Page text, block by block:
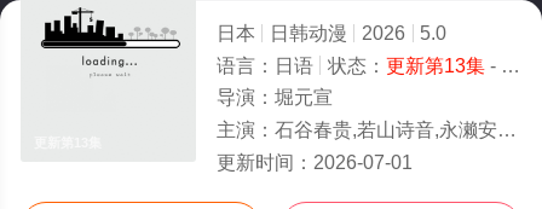
日本 日韩动漫 2026
5.0
语言： 日语 状态： 更新第13集- 免费在线观看
导演： 堀元宣
主演： 石谷春贵,若山诗音,永濑安奈,结川麻希,白浜灯奈乃,伊濑茉莉也,齐藤壮马,土屋神叶,白石晴香,祐仙勇
更新时间： 2026-07-01